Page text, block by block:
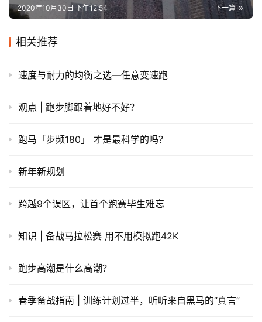
下一篇
2020年10月30日 下午12:54
相关推荐
速度与耐力的均衡之选—任意变速跑
观点 | 跑步脚跟着地好不好？
​跑马「步频180」 才是最科学的吗？
新年新规划
跨越9个误区，让首个跑赛毕生难忘
知识 | 备战马拉松赛 用不用模拟跑42K
跑步高潮是什么高潮？
春季备战指南 | 训练计划过半，听听来自黑马的“真言”